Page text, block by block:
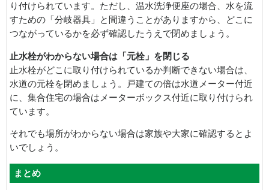
り付けられています。ただし、温水洗浄便座の場合、水を流
すための「分岐器具」と間違うことがありますから、どこに
つながっているかを必ず確認したうえで閉めましょう。
止水栓がわからない場合は「元栓」を閉じる
止水栓がどこに取り付けられているか判断できない場合は、
水道の元栓を閉めましょう。戸建ての倍は水道メーター付近
に、集合住宅の場合はメーターボックス付近に取り付けられ
ています。
それでも場所がわからない場合は家族や大家に確認するとよ
いでしょう。
まとめ